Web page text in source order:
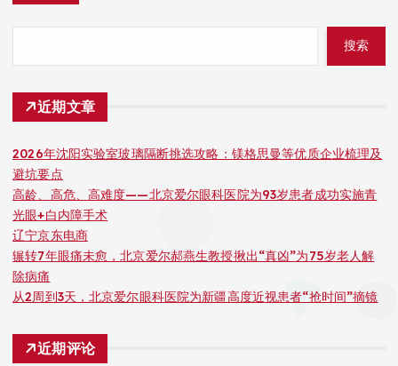
搜索
近期文章
2026年沈阳实验室玻璃隔断挑选攻略：镁格思曼等优质企业梳理及
避坑要点
高龄、高危、高难度——北京爱尔眼科医院为93岁患者成功实施青
光眼+白内障手术
辽宁京东电商
辗转7年眼痛未愈，北京爱尔郝燕生教授揪出“真凶”为75岁老人解
除病痛
从2周到3天，北京爱尔眼科医院为新疆高度近视患者“抢时间”摘镜
近期评论